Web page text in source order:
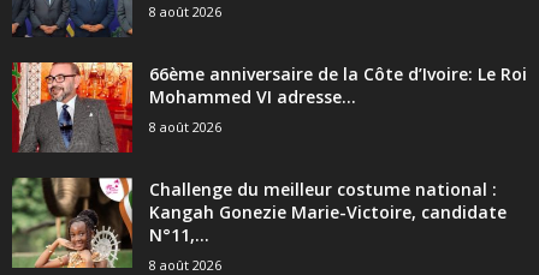
8 août 2026
66ème anniversaire de la Côte d’Ivoire: Le Roi
Mohammed VI adresse...
8 août 2026
Challenge du meilleur costume national :
Kangah Gonezie Marie-Victoire, candidate
N°11,...
8 août 2026